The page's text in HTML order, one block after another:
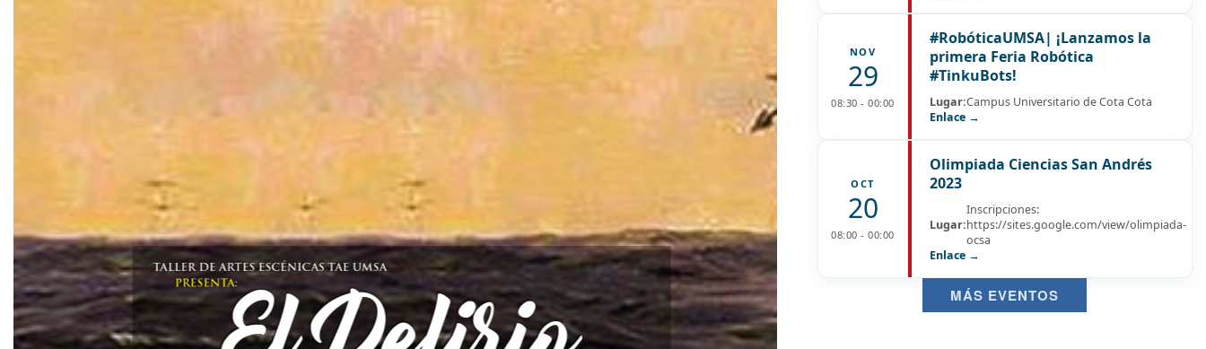
NOV
29
08:30 - 00:00
#RobóticaUMSA| ¡Lanzamos la
primera Feria Robótica
#TinkuBots!
Lugar:Campus Universitario de Cota Cota
Enlace →
OCT
20
08:00 - 00:00
Olimpiada Ciencias San Andrés
2023
Lugar:
Inscripciones:
https://sites.google.com/view/olimpiada-
ocsa
Enlace →
MÁS EVENTOS